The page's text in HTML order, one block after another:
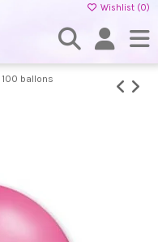
Wishlist (0)
100 ballons